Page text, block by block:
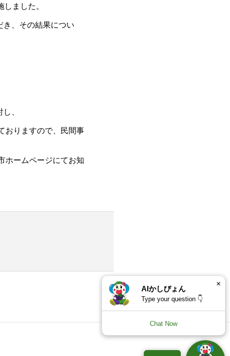
ました。
き、その結果につい
、
おりますので、民間事
ホームページにてお知
AIかしぴょん
Type your question 👇
Chat Now
×